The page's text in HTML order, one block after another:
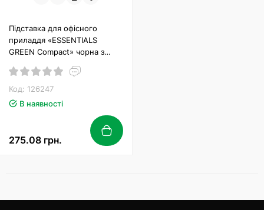
Підставка для офісного
приладдя «ESSENTIALS
GREEN Compact» чорна з
Код: 126247
В наявності
275.08 грн.